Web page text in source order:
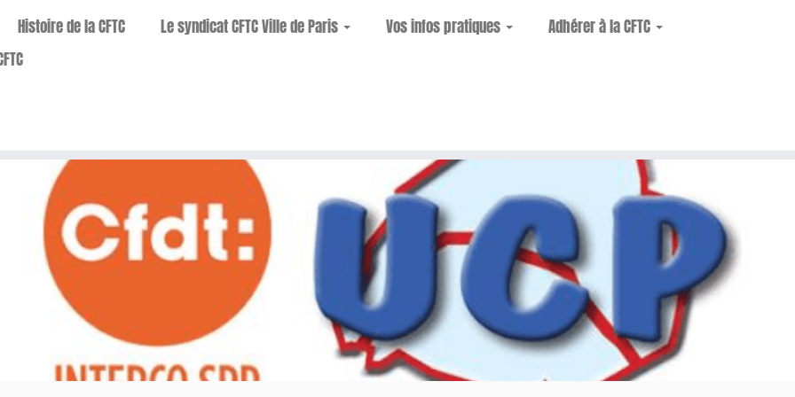
Histoire de la CFTC Le syndicat CFTC Ville de Paris Vos infos pratiques
Adhérer à la CFTC